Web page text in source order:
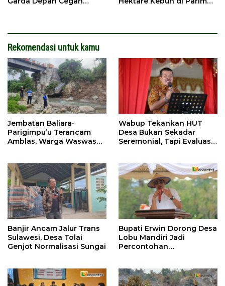
Rekomendasi untuk kamu
Jembatan Baliara-
Parigimpu’u Terancam
Amblas, Warga Waswas
Wabup Tekankan HUT
Desa Bukan Sekadar
Seremonial, Tapi Evaluasi
Banjir Ancam Jalur Trans
Sulawesi, Desa Tolai
Genjot Normalisasi Sungai
Bupati Erwin Dorong Desa
Lobu Mandiri Jadi
Percontohan